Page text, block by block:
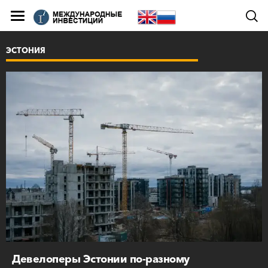
Девелоперы Эстонии по-разному
ЭСТОНИЯ